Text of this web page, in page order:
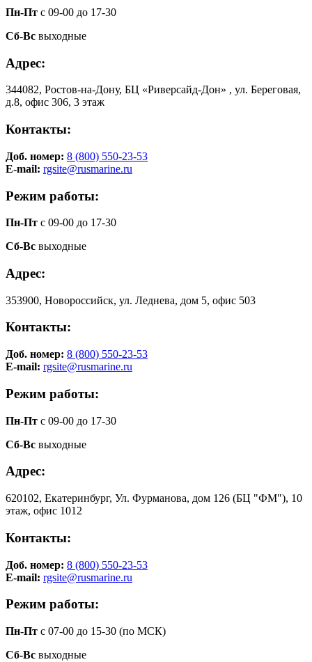
Пн-Пт с 09-00 до 17-30
Сб-Вс выходные
Адрес:
344082, Ростов-на-Дону, БЦ «Риверсайд-Дон» , ул. Береговая,
д.8, офис 306, 3 этаж
Контакты:
Доб. номер: 8 (800) 550-23-53
E-mail: rgsite@rusmarine.ru
Режим работы:
Пн-Пт с 09-00 до 17-30
Сб-Вс выходные
Адрес:
353900, Новороссийск, ул. Леднева, дом 5, офис 503
Контакты:
Доб. номер: 8 (800) 550-23-53
E-mail: rgsite@rusmarine.ru
Режим работы:
Пн-Пт с 09-00 до 17-30
Сб-Вс выходные
Адрес:
620102, Екатеринбург, Ул. Фурманова, дом 126 (БЦ "ФМ"), 10
этаж, офис 1012
Контакты:
Доб. номер: 8 (800) 550-23-53
E-mail: rgsite@rusmarine.ru
Режим работы:
Пн-Пт с 07-00 до 15-30 (по МСК)
Сб-Вс выходные